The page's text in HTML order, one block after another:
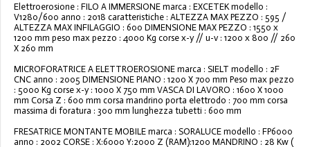
Elettroerosione : FILO A IMMERSIONE marca : EXCETEK modello :
V1280/600 anno : 2018 caratteristiche : ALTEZZA MAX PEZZO : 595 /
ALTEZZA MAX INFILAGGIO : 600 DIMENSIONE MAX PEZZO : 1550 x
1200 mm peso max pezzo : 4000 Kg corse x-y // u-v : 1200 x 800 // 260
X 260 mm
MICROFORATRICE A ELETTROEROSIONE marca : SIELT modello : 2F
CNC anno : 2005 DIMENSIONE PIANO : 1200 X 700 mm Peso max pezzo
: 5000 Kg corse x-y : 1000 X 750 mm VASCA DI LAVORO : 1600 X 1000
mm Corsa Z : 600 mm corsa mandrino porta elettrodo : 700 mm corsa
massima di foratura : 300 mm lunghezza tubetti : 600 mm
FRESATRICE MONTANTE MOBILE marca : SORALUCE modello : FP6000
anno : 2002 CORSE : X:6000 Y:2000 Z (RAM):1200 MANDRINO : 28 Kw (